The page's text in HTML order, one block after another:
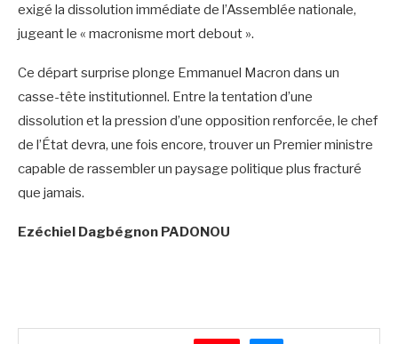
exigé la dissolution immédiate de l’Assemblée nationale,
jugeant le « macronisme mort debout ».
Ce départ surprise plonge Emmanuel Macron dans un
casse-tête institutionnel. Entre la tentation d’une
dissolution et la pression d’une opposition renforcée, le chef
de l’État devra, une fois encore, trouver un Premier ministre
capable de rassembler un paysage politique plus fracturé
que jamais.
Ezéchiel Dagbégnon PADONOU